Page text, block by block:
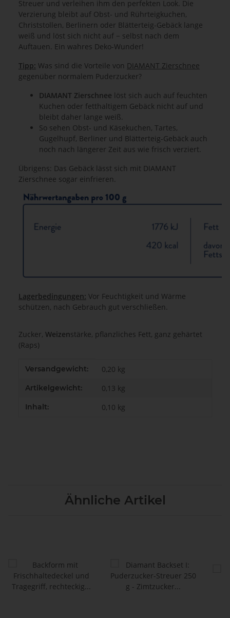
Streuer und verleihen ihm den perfekten Look. Die
Verzierung bleibt auf Obst- und Rührteigkuchen,
Christstollen, Berlinern oder Blätterteig-Gebäck lange
weiß und löst sich nicht auf − selbst nach dem
Auftauen. Ein wahres Deko-Wunder!
Tipp: Was sind die Vorteile von DIAMANT Zierschnee
gegenüber normalem Puderzucker?
DIAMANT Zierschnee löst sich auch auf feuchten
Kuchen oder fetthaltigem Gebäck nicht auf und
bleibt daher lange weiß.
So sehen Obst- und Käsekuchen, Tartes,
Gugelhupf, Berliner und Blätterteig-Gebäck auch
noch nach längerer Zeit aus wie frisch verziert.
Übrigens: Das Gebäck lässt sich mit DIAMANT
Zierschnee sogar einfrieren.
Lagerbedingungen: Vor Feuchtigkeit und Wärme
schützen, nach Gebrauch gut verschließen.
Zucker, Weizenstärke, pflanzliches Fett, ganz gehärtet
(Raps)
Produkteigenschaft
Wert
Versandgewicht: 0,20 kg
Artikelgewicht: 0,13 kg
Inhalt: 0,10 kg
Ähnliche Artikel